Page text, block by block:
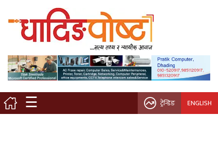
☰
मुख्य पृष्ठ
स्थानीय समाचार
विचार / ब्लग
नगर/गाउँ पालिका
ट्रेन्डिङ ENGLISH